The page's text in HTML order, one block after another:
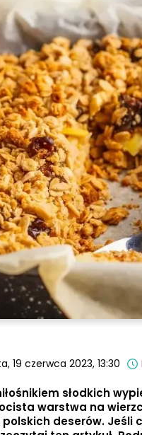
19 czerwca 2023, 13:30
słodkich
warstwa na
deserów. Jeśli